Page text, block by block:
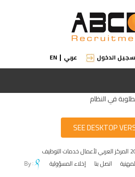
الدخول عربي |
EN
في النظام
SEE DESKTOP
اتصل بنا إخلاء المسؤولية